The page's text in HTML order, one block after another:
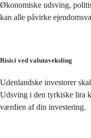
Økonomiske udsving,
kan alle påvirke
Risici ved valutaveksling
Udenlandske investorer
Udsving i den tyrkiske lira
værdien af din investering.